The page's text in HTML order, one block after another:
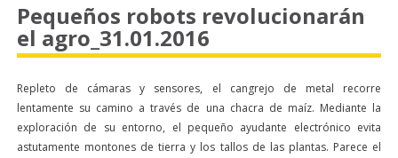
Pequeños robots revolucionarán
el agro_31.01.2016
Repleto de cámaras y sensores, el cangrejo de metal recorre
lentamente su camino a través de una chacra de maíz. Mediante la
exploración de su entorno, el pequeño ayudante electrónico evita
astutamente montones de tierra y los tallos de las plantas. Parece el